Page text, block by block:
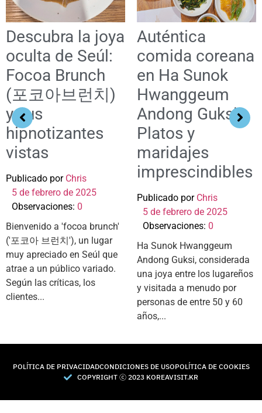
Descubra la joya
oculta de Seúl:
Focoa Brunch
(포코아브런치)
y sus
hipnotizantes
vistas
Publicado por Chris
5 de febrero de 2025
Observaciones: 0
Bienvenido a 'focoa brunch'
('포코아 브런치'), un lugar
muy apreciado en Seúl que
atrae a un público variado.
Según las críticas, los
clientes...
Auténtica
comida coreana
en Ha Sunok
Hwanggeum
Andong Guksi:
Platos y
maridajes
imprescindibles
Publicado por Chris
5 de febrero de 2025
Observaciones: 0
Ha Sunok Hwanggeum
Andong Guksi, considerada
una joya entre los lugareños
y visitada a menudo por
personas de entre 50 y 60
años,...
POLÍTICA DE PRIVACIDADCONDICIONES DE USOPOLÍTICA DE COOKIES
COPYRIGHT Ⓒ 2023 KOREAVISIT.KR